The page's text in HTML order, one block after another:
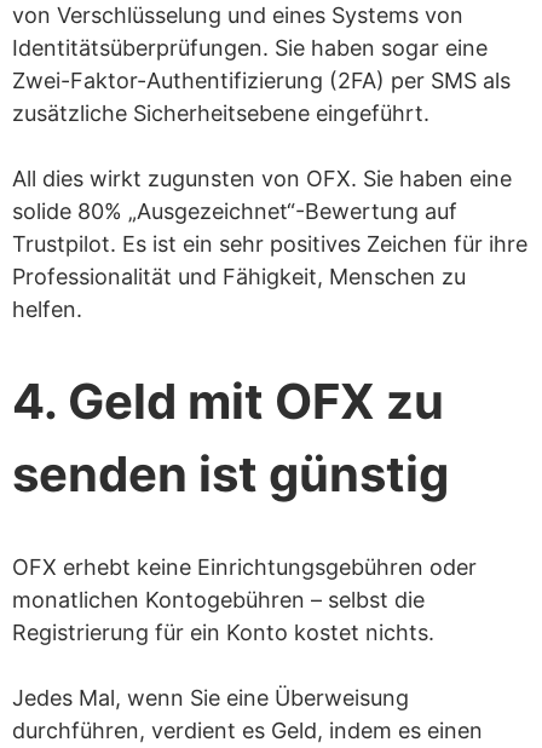
von Verschlüsselung und eines Systems von
Identitätsüberprüfungen. Sie haben sogar eine
Zwei-Faktor-Authentifizierung (2FA) per SMS als
zusätzliche Sicherheitsebene eingeführt.
All dies wirkt zugunsten von OFX. Sie haben eine
solide 80% „Ausgezeichnet“-Bewertung auf
Trustpilot. Es ist ein sehr positives Zeichen für ihre
Professionalität und Fähigkeit, Menschen zu
helfen.
4. Geld mit OFX zu
senden ist günstig
OFX erhebt keine Einrichtungsgebühren oder
monatlichen Kontogebühren – selbst die
Registrierung für ein Konto kostet nichts.
Jedes Mal, wenn Sie eine Überweisung
durchführen, verdient es Geld, indem es einen